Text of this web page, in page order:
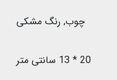
چوب, رنگ مشکی
20 * 13 سانتی متر